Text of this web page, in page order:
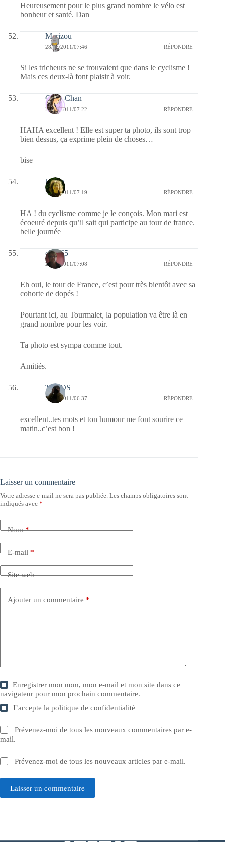
Heureusement pour le plus grand nombre le vélo est
bonheur et santé. Dan
Marizou
28/06/2011/07:46 RÉPONDRE
Si les tricheurs ne se trouvaient que dans le cyclisme !
Mais ces deux-là font plaisir à voir.
Onee-Chan
28/06/2011/07:22 RÉPONDRE
HAHA excellent ! Elle est super ta photo, ils sont trop
bien dessus, ça exprime plein de choses…
bise
katara
28/06/2011/07:19 RÉPONDRE
HA ! du cyclisme comme je le conçois. Mon mari est
écoeuré depuis qu’il sait qui participe au tour de france.
belle journée
clara65
28/06/2011/07:08 RÉPONDRE
Eh oui, le tour de France, c’est pour très bientôt avec sa
cohorte de dopés !
Pourtant ici, au Tourmalet, la population va être là en
grand nombre pour les voir.
Ta photo est sympa comme tout.
Amitiés.
TELOS
28/06/2011/06:37 RÉPONDRE
excellent..tes mots et ton humour me font sourire ce
matin..c’est bon !
Laisser un commentaire
Votre adresse e-mail ne sera pas publiée. Les champs obligatoires sont
indiqués avec *
Nom*
E-mail*
Site web
Ajouter un commentaire *
Enregistrer mon nom, mon e-mail et mon site dans ce
navigateur pour mon prochain commentaire.
J’accepte lapolitique de confidentialité
Prévenez-moi de tous les nouveaux commentaires par e-
mail.
Prévenez-moi de tous les nouveaux articles par e-mail.
Laisser un commentaire